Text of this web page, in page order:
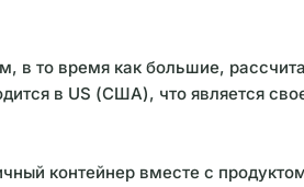
в то время как большие,
в US (США), что является
контейнер вместе с